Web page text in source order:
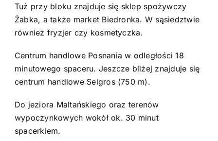
Tuż przy bloku znajduje się sklep spożywczy
Żabka, a także market Biedronka. W sąsiedztwie
również fryzjer czy kosmetyczka.
Centrum handlowe Posnania w odległości 18
minutowego spaceru. Jeszcze bliżej znajduje się
centrum handlowe Selgros (750 m).
Do jeziora Maltańskiego oraz terenów
wypoczynkowych wokół ok. 30 minut
spacerkiem.